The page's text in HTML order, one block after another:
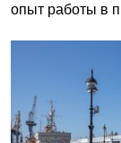
опыт работы в